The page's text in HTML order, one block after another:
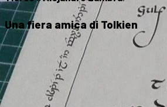
Una fiera amica di Tolkien